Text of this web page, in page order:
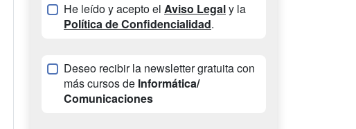
He leído y acepto el Aviso Legaly la
Política de Confidencialidad.
Deseo recibir la newsletter gratuita con
más cursos de Informática/
Comunicaciones